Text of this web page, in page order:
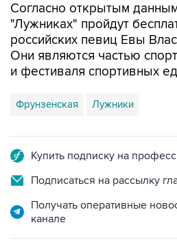
Согласно открытым
"Лужниках" пройдут
российских певиц Евы
Они являются частью
и фестиваля спортивных
Фрунзенская Лужники
Купить подписку на
Подписаться на рассылку
Получать оперативные
канале